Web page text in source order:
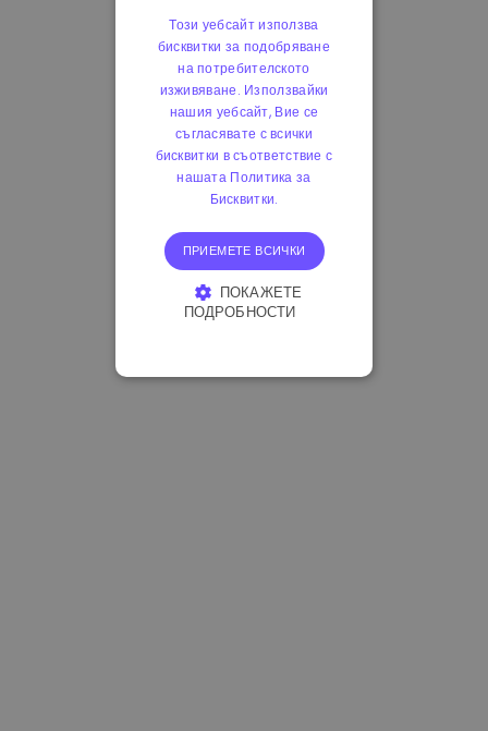
Този уебсайт използва
бисквитки за подобряване
на потребителското
изживяване. Използвайки
нашия уебсайт, Вие се
съгласявате с всички
бисквитки в съответствие с
нашата Политика за
Бисквитки.
ПРИЕМЕТЕ ВСИЧКИ
ПОКАЖЕТЕ
ПОДРОБНОСТИ